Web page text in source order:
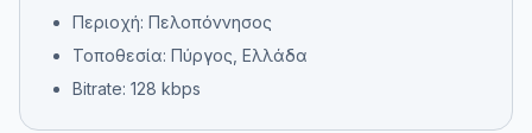
Περιοχή: Πελοπόννησος
Τοποθεσία: Πύργος, Ελλάδα
Bitrate: 128 kbps